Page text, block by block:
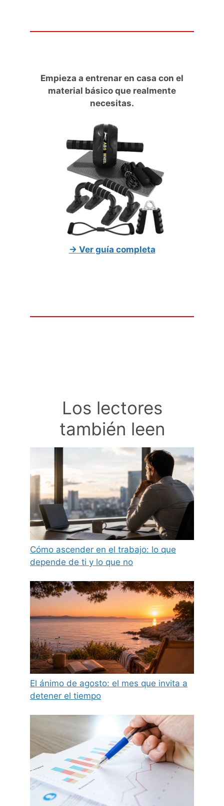
Empieza a entrenar en casa con el
material básico que realmente
necesitas.
→ Ver guía completa
Los lectores
también leen
Cómo ascender en el trabajo: lo que
depende de ti y lo que no
El ánimo de agosto: el mes que invita a
detener el tiempo